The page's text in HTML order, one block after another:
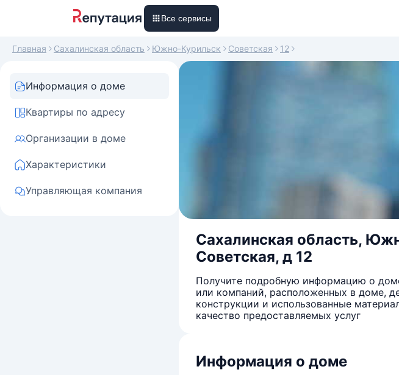
Все сервисы
Главная Сахалинская область Южно-Курильск Советская 12
Информация о доме
Квартиры по адресу
Организации в доме
Характеристики
Управляющая компания
Сахалинская область,
Советская, д 12
Получите подробную информацию о
или компаний, расположенных в доме,
конструкции и использованные
качество предоставляемых услуг
Информация о доме